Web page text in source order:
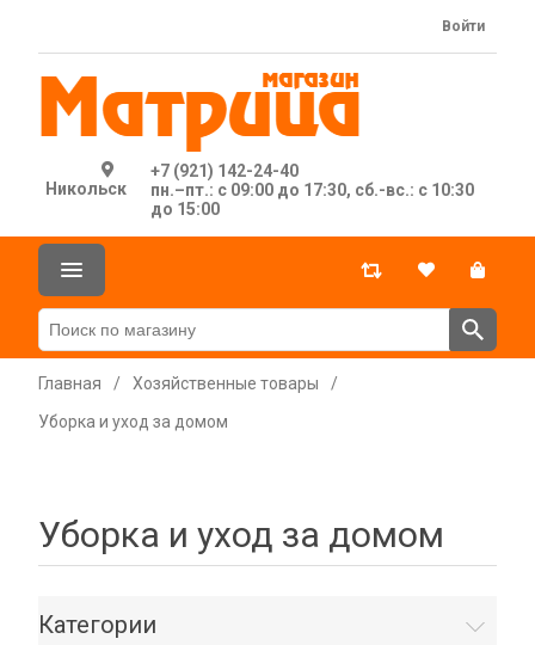
Никольск
+7 (921) 142-24-40
пн.–пт.: с 09:00 до 17:30, сб.-вс.: с 10:30
до 15:00
Войти
Главная / Хозяйственные товары
/
Уборка и уход за домом
Уборка и уход за домом
Категории